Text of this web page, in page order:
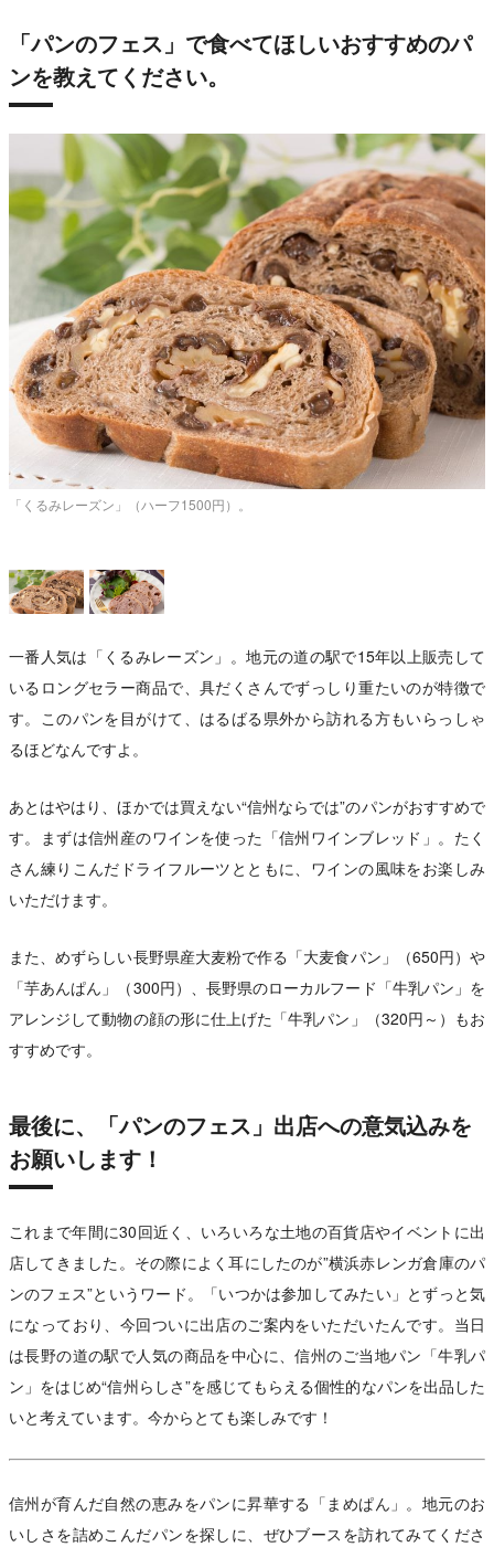
「パンのフェス」で食べてほしいおすすめのパ
ンを教えてください。
「くるみレーズン」（ハーフ1500円）。
一番人気は「くるみレーズン」。地元の道の駅で15年以上販売して
いるロングセラー商品で、具だくさんでずっしり重たいのが特徴で
す。このパンを目がけて、はるばる県外から訪れる方もいらっしゃ
るほどなんですよ。
あとはやはり、ほかでは買えない“信州ならでは”のパンがおすすめで
す。まずは信州産のワインを使った「信州ワインブレッド」。たく
さん練りこんだドライフルーツとともに、ワインの風味をお楽しみ
いただけます。
また、めずらしい長野県産大麦粉で作る「大麦食パン」（650円）や
「芋あんぱん」（300円）、長野県のローカルフード「牛乳パン」を
アレンジして動物の顔の形に仕上げた「牛乳パン」（320円～）もお
すすめです。
最後に、「パンのフェス」出店への意気込みを
お願いします！
これまで年間に30回近く、いろいろな土地の百貨店やイベントに出
店してきました。その際によく耳にしたのが”横浜赤レンガ倉庫のパ
ンのフェス”というワード。「いつかは参加してみたい」とずっと気
になっており、今回ついに出店のご案内をいただいたんです。当日
は長野の道の駅で人気の商品を中心に、信州のご当地パン「牛乳パ
ン」をはじめ“信州らしさ”を感じてもらえる個性的なパンを出品した
いと考えています。今からとても楽しみです！
信州が育んだ自然の恵みをパンに昇華する「まめぱん」。地元のお
いしさを詰めこんだパンを探しに、ぜひブースを訪れてみてくださ